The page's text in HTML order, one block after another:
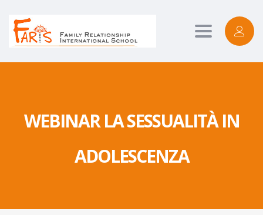
Toggle
WEBINAR LA SESSUALITÀ IN
ADOLESCENZA